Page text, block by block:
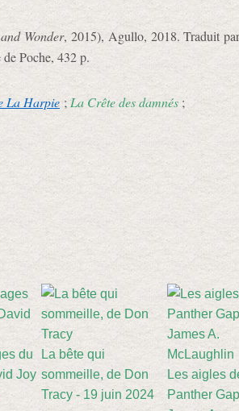
Wonder, 2015), Agullo, 2018. Traduit
Poche, 432 p.
La Harpie ; La Crête des damnés ;
du
Joy
La bête qui
sommeille, de Don
Tracy - 19 juin 2024
Les aigles
Panther